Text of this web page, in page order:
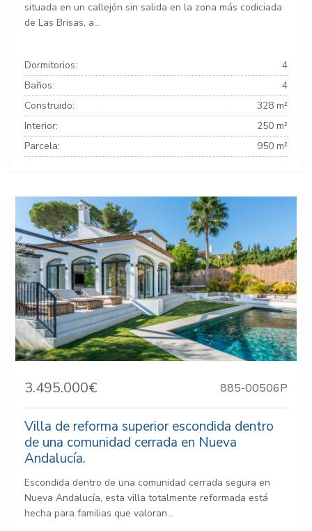
situada en un callejón sin salida en la zona más codiciada
de Las Brisas, a...
Dormitorios:
4
Baños:
4
Construido:
328 m²
Interior:
250 m²
Parcela:
950 m²
3.495.000€ 885-00506P
Villa de reforma superior escondida dentro
de una comunidad cerrada en Nueva
Andalucía.
Escondida dentro de una comunidad cerrada segura en
Nueva Andalucía, esta villa totalmente reformada está
hecha para familias que valoran...